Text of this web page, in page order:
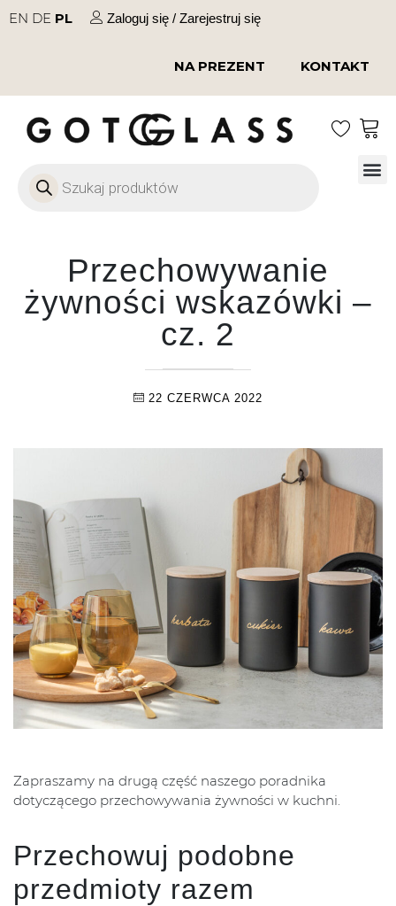
EN DE PL Zaloguj się / Zarejestruj się
NA PREZENT KONTAKT
Przechowywanie
żywności wskazówki –
cz. 2
22 CZERWCA 2022
Zapraszamy na drugą część naszego poradnika
dotyczącego przechowywania żywności w kuchni.
Przechowuj podobne
przedmioty razem